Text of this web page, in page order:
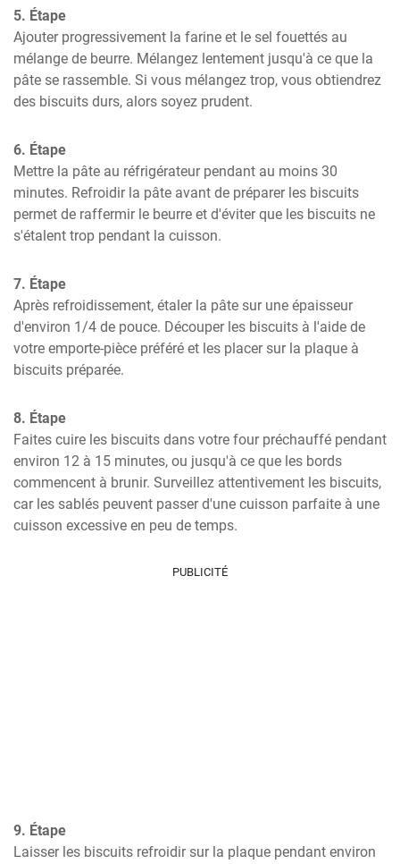
5. Étape
Ajouter progressivement la farine et le sel fouettés au
mélange de beurre. Mélangez lentement jusqu'à ce que la
pâte se rassemble. Si vous mélangez trop, vous obtiendrez
des biscuits durs, alors soyez prudent.
6. Étape
Mettre la pâte au réfrigérateur pendant au moins 30
minutes. Refroidir la pâte avant de préparer les biscuits
permet de raffermir le beurre et d'éviter que les biscuits ne
s'étalent trop pendant la cuisson.
7. Étape
Après refroidissement, étaler la pâte sur une épaisseur
d'environ 1/4 de pouce. Découper les biscuits à l'aide de
votre emporte-pièce préféré et les placer sur la plaque à
biscuits préparée.
8. Étape
Faites cuire les biscuits dans votre four préchauffé pendant
environ 12 à 15 minutes, ou jusqu'à ce que les bords
commencent à brunir. Surveillez attentivement les biscuits,
car les sablés peuvent passer d'une cuisson parfaite à une
cuisson excessive en peu de temps.
PUBLICITÉ
9. Étape
Laisser les biscuits refroidir sur la plaque pendant environ